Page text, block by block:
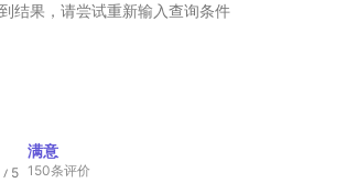
结果，请尝试重新输入查询条件
/ 5
满意
150条评价